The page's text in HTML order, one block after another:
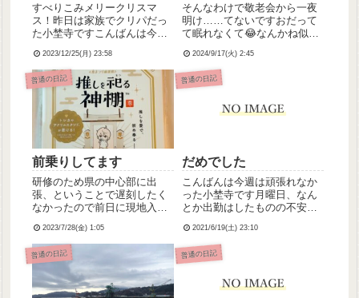
すべりこみメリークリスマ
ス！昨日は家族でクリパだっ
た小埜寺ですこんばんは今日
リスマス飾りを片付けて妹ち
ゃんとばあちゃんと3人で正月
準備をしましたわたしが愛し
てやまないヘ夕りア日本のキ
ャラソンに「恐れ入ります、
すみま...
2023/12/25(月) 23:58
そんなわけで敬老会から一夜
明け……てないですおだって
て眠れなくて😂なんかね似顔
おほめの言葉をいただけまし
て嬉しかったのと施設のえら
いひととお話しできたのとで
てたぶん今軽躁状態なんか
2024/9/17(火) 2:45
普通の日記
前乗りしてます
研修のため県の中心部に出
張、ということで遅刻したく
なかったので前日に現地入り
前で()たまにはひとりでホテ
ル泊まってゆっくりしたかっ
たんですよね←てなわけでホ
テルめっちゃ快適でのびのー
びしてます(*´艸`)高速使って...
2023/7/28(金) 1:05
普通の日記
だめでした
こんばんは今週は頑張れなか
った小埜寺です月曜日、なん
とか出勤はしたものの不安が
戻らず休んでしまい、まとも
に働けたのは金曜日だけでし
た来週はもっとちゃんと頑張
2021/6/19(土) 23:10
普通の日記 普通の日記